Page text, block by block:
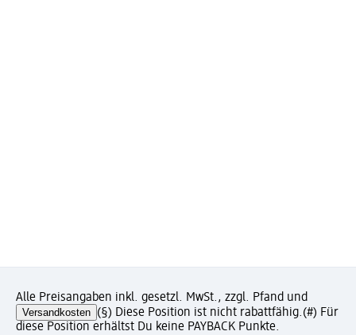
Alle Preisangaben inkl. gesetzl. MwSt., zzgl. Pfand und
Versandkosten (§) Diese Position ist nicht rabattfähig.(#) Für
diese Position erhältst Du keine PAYBACK Punkte.